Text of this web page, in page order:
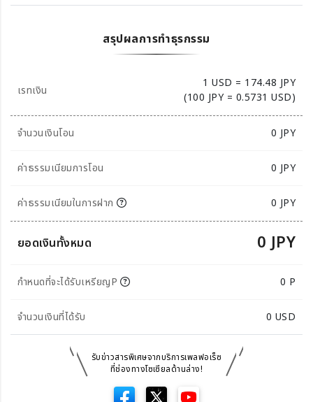
สรุปผลการทำธุรกรรม
เรทเงิน
1 USD = 174.48 JPY
(100 JPY = 0.5731 USD)
จำนวนเงินโอน 0 JPY
ค่าธรรมเนียมการโอน 0 JPY
ค่าธรรมเนียมในการฝาก 0 JPY
ยอดเงินทั้งหมด 0 JPY
กำหนดที่จะได้รับเหรียญP 0 P
จำนวนเงินที่ได้รับ 0 USD
รับข่าวสารพิเศษจากบริการเพลฟอเร็ซ
ที่ช่องทางโซเซียลด้านล่าง!